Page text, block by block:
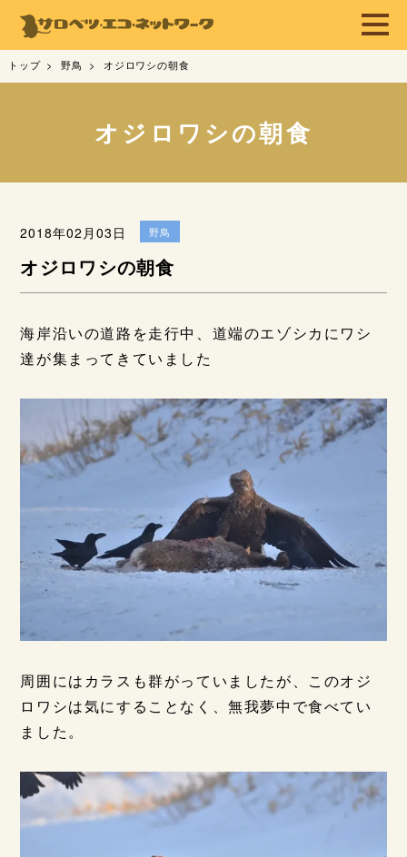
トップ 野鳥 オジロワシの朝食
オジロワシの朝食
2018年02月03日 野鳥
オジロワシの朝食
海岸沿いの道路を走行中、道端のエゾシカにワシ
達が集まってきていました
周囲にはカラスも群がっていましたが、このオジ
ロワシは気にすることなく、無我夢中で食べてい
ました。